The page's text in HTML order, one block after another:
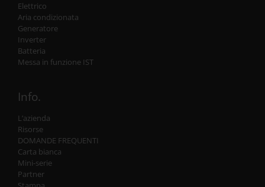
Elettrico
Aria condizionata
Generatore
Inverter
Batteria
Messa in funzione IST
Info.
L’azienda
Risorse
DOMANDE FREQUENTI
Carta bianca
Mini-serie
Partner